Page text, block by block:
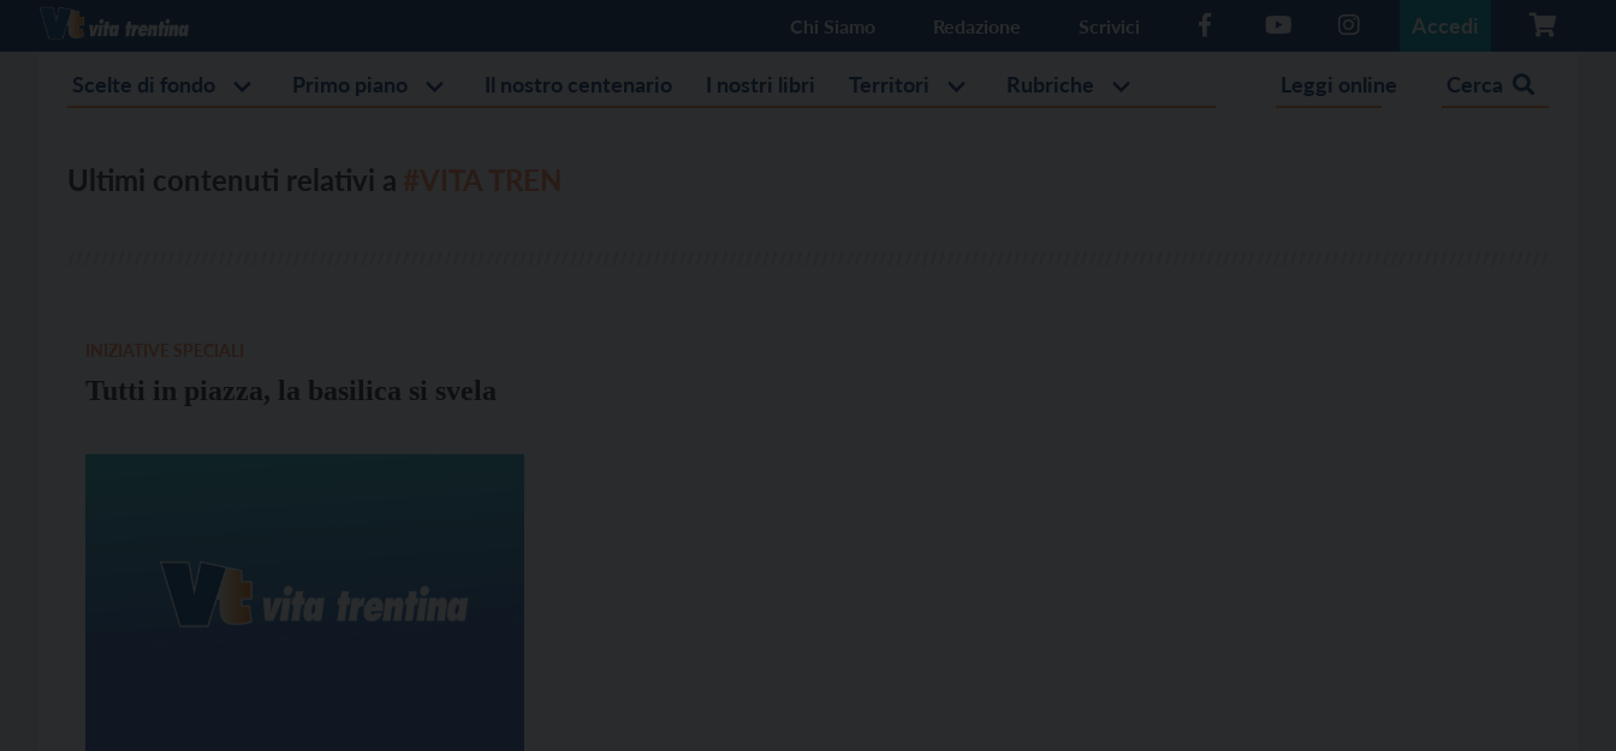
Chi Siamo Redazione Scrivici Accedi
Scelte di fondo Primo piano Il nostro centenario I nostri libri Territori Rubriche Leggi online Cerca
Ultimi contenuti relativi a
Tutti in piazza, la basilica si svela